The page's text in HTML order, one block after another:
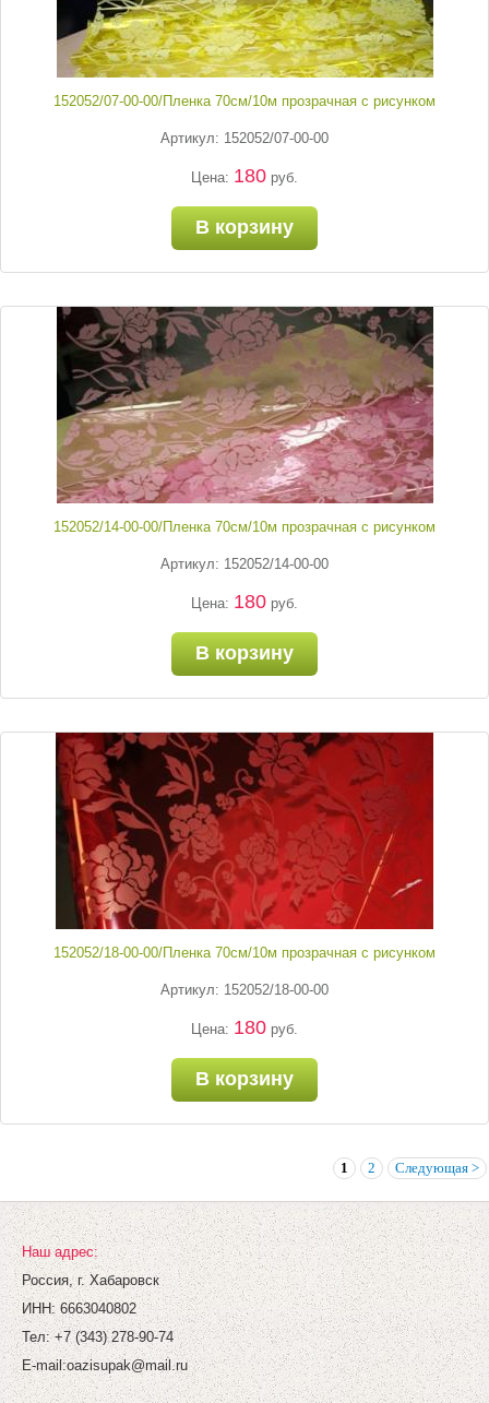
152052/07-00-00/Пленка 70см/10м прозрачная с рисунком
Артикул: 152052/07-00-00
Цена: 180 руб.
В корзину
152052/14-00-00/Пленка 70см/10м прозрачная с рисунком
Артикул: 152052/14-00-00
Цена: 180 руб.
В корзину
152052/18-00-00/Пленка 70см/10м прозрачная с рисунком
Артикул: 152052/18-00-00
Цена: 180 руб.
В корзину
1 2 Следующая >
Наш адрес:
Россия, г. Хабаровск
ИНН: 6663040802
Тел: +7 (343) 278-90-74
E-mail:oazisupak@mail.ru